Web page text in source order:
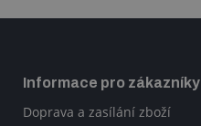
Informace pro zákazníky
Doprava a zasílání zboží